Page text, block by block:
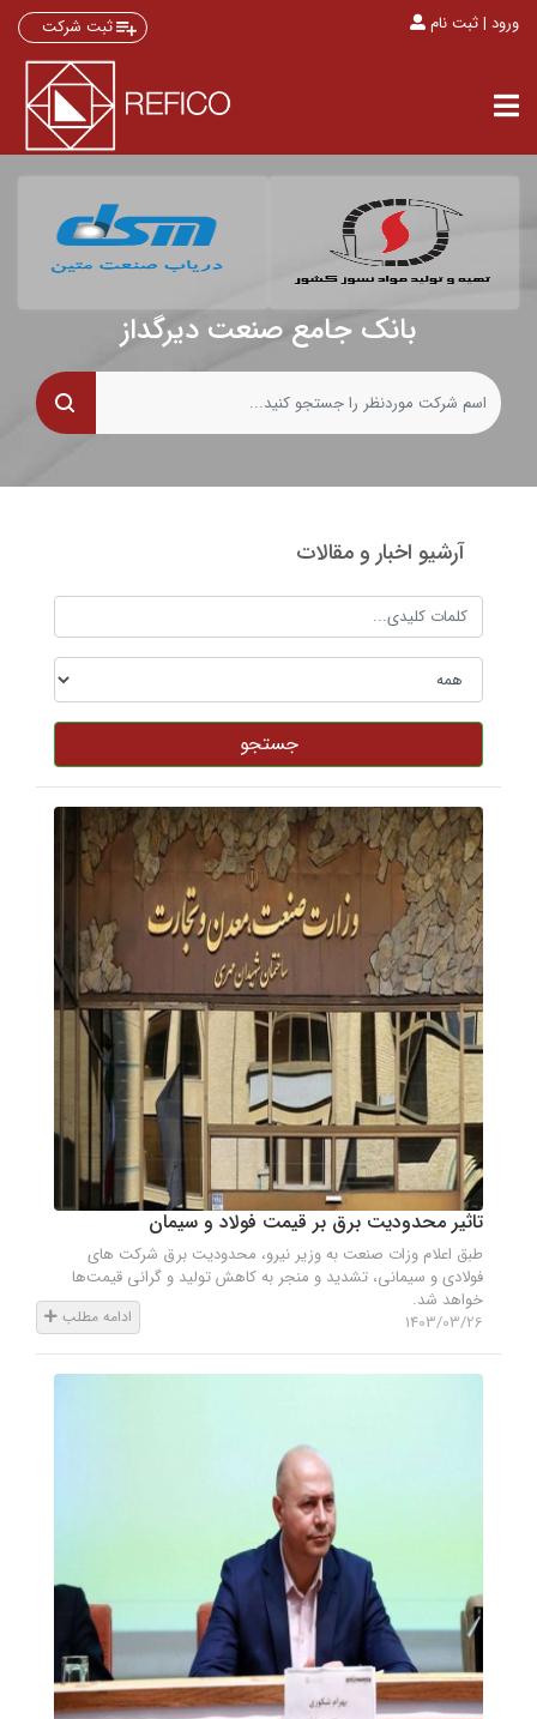
ورود | ثبت نام ثبت شرکت
بانک جامع صنعت دیرگداز
آرشیو اخبار و مقالات
جستجو
تاثیر محدودیت برق بر قیمت فولاد و سیمان
طبق اعلام وزات صنعت به وزیر نیرو، محدودیت برق شرکت های
فولادی و سیمانی، تشدید و منجر به کاهش تولید و گرانی قیمت‌ها
خواهد شد.
1403/03/26
ادامه مطلب